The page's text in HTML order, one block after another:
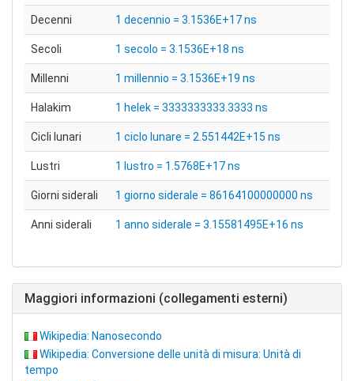
Decenni 1 decennio = 3.1536E+17 ns
Secoli 1 secolo = 3.1536E+18 ns
Millenni 1 millennio = 3.1536E+19 ns
Halakim 1 helek = 3333333333.3333 ns
Cicli lunari 1 ciclo lunare = 2.551442E+15 ns
Lustri 1 lustro = 1.5768E+17 ns
Giorni siderali 1 giorno siderale = 86164100000000 ns
Anni siderali 1 anno siderale = 3.15581495E+16 ns
Maggiori informazioni (collegamenti esterni)
Wikipedia: Nanosecondo
Wikipedia: Conversione delle unità di misura: Unità di
tempo